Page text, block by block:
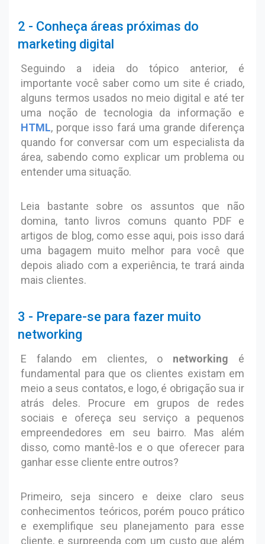
2 - Conheça áreas próximas do
marketing digital
Seguindo a ideia do tópico anterior, é
importante você saber como um site é criado,
alguns termos usados no meio digital e até ter
uma noção de tecnologia da informação e
HTML, porque isso fará uma grande diferença
quando for conversar com um especialista da
área, sabendo como explicar um problema ou
entender uma situação.
Leia bastante sobre os assuntos que não
domina, tanto livros comuns quanto PDF e
artigos de blog, como esse aqui, pois isso dará
uma bagagem muito melhor para você que
depois aliado com a experiência, te trará ainda
mais clientes.
3 - Prepare-se para fazer muito
networking
E falando em clientes, o networking é
fundamental para que os clientes existam em
meio a seus contatos, e logo, é obrigação sua ir
atrás deles. Procure em grupos de redes
sociais e ofereça seu serviço a pequenos
empreendedores em seu bairro. Mas além
disso, como mantê-los e o que oferecer para
ganhar esse cliente entre outros?
Primeiro, seja sincero e deixe claro seus
conhecimentos teóricos, porém pouco prático
e exemplifique seu planejamento para esse
cliente, e surpreenda com um custo que além